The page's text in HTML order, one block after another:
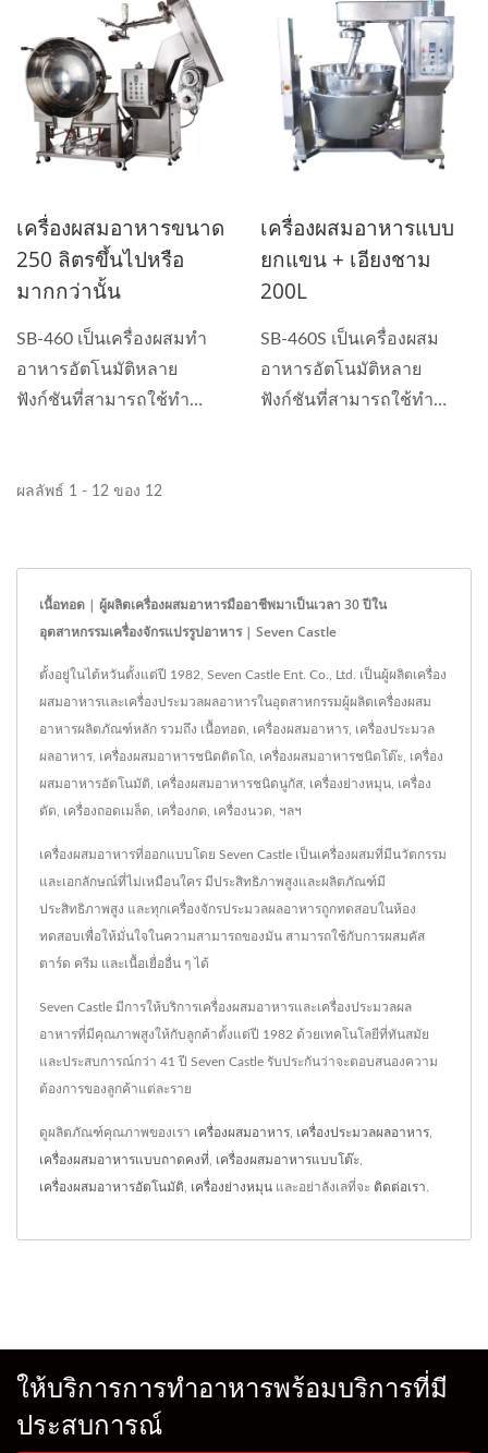
เครื่องผสมอาหารขนาด
250 ลิตรขึ้นไปหรือ
มากกว่านั้น
SB-460 เป็นเครื่องผสมทำ
อาหารอัตโนมัติหลาย
ฟังก์ชันที่สามารถใช้ทำ
เครื่องผสมอาหารแบบ
ยกแขน + เอียงชาม
200L
SB-460S เป็นเครื่องผสม
อาหารอัตโนมัติหลาย
ฟังก์ชันที่สามารถใช้ทำ
ผลลัพธ์ 1 - 12 ของ 12
เนื้อทอด | ผู้ผลิตเครื่องผสมอาหารมืออาชีพมาเป็นเวลา 30 ปีใน
อุตสาหกรรมเครื่องจักรแปรรูปอาหาร | Seven Castle
ตั้งอยู่ในไต้หวันตั้งแต่ปี 1982, Seven Castle Ent. Co., Ltd. เป็นผู้ผลิตเครื่อง
ผสมอาหารและเครื่องประมวลผลอาหารในอุตสาหกรรมผู้ผลิตเครื่องผสม
อาหารผลิตภัณฑ์หลัก รวมถึง เนื้อทอด, เครื่องผสมอาหาร, เครื่องประมวล
ผลอาหาร, เครื่องผสมอาหารชนิดติดโถ, เครื่องผสมอาหารชนิดโต๊ะ, เครื่อง
ผสมอาหารอัตโนมัติ, เครื่องผสมอาหารชนิดนูกัส, เครื่องย่างหมุน, เครื่อง
ตัด, เครื่องถอดเมล็ด, เครื่องกด, เครื่องนวด, ฯลฯ
เครื่องผสมอาหารที่ออกแบบโดย Seven Castle เป็นเครื่องผสมที่มีนวัตกรรม
และเอกลักษณ์ที่ไม่เหมือนใคร มีประสิทธิภาพสูงและผลิตภัณฑ์มี
ประสิทธิภาพสูง และทุกเครื่องจักรประมวลผลอาหารถูกทดสอบในห้อง
ทดสอบเพื่อให้มั่นใจในความสามารถของมัน สามารถใช้กับการผสมคัส
ตาร์ด ครีม และเนื้อเยื่ออื่น ๆ ได้
Seven Castle มีการให้บริการเครื่องผสมอาหารและเครื่องประมวลผล
อาหารที่มีคุณภาพสูงให้กับลูกค้าตั้งแต่ปี 1982 ด้วยเทคโนโลยีที่ทันสมัย
และประสบการณ์กว่า 41 ปี Seven Castle รับประกันว่าจะตอบสนองความ
ต้องการของลูกค้าแต่ละราย
ดูผลิตภัณฑ์คุณภาพของเรา เครื่องผสมอาหาร เครื่องประมวลผลอาหาร
เครื่องผสมอาหารแบบถาดคงที่ เครื่องผสมอาหารแบบโต๊ะ
เครื่องผสมอาหารอัตโนมัติ เครื่องย่างหมุน และอย่าลังเลที่จะ ติดต่อเรา
ให้บริการการทำอาหารพร้อมบริการที่มี
ประสบการณ์